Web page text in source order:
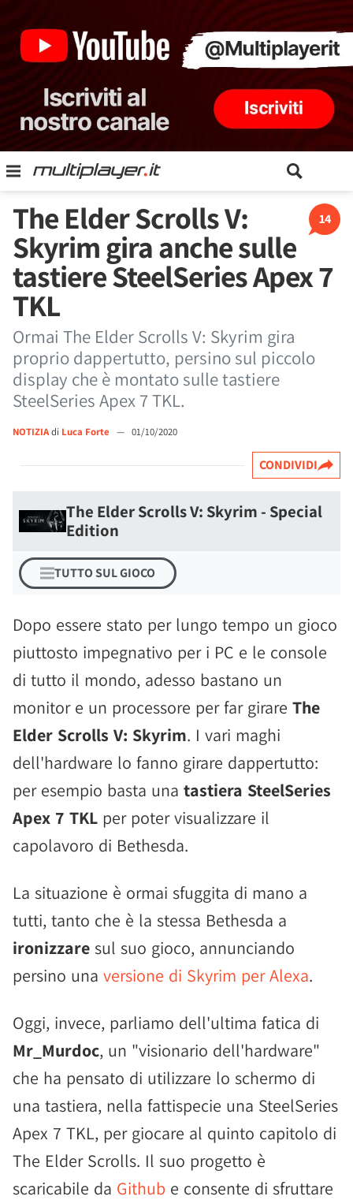
14
The Elder Scrolls V:
Skyrim gira anche sulle
tastiere SteelSeries Apex 7
TKL
Ormai The Elder Scrolls V: Skyrim gira
proprio dappertutto, persino sul piccolo
display che è montato sulle tastiere
SteelSeries Apex 7 TKL.
NOTIZIAdi Luca Forte — 01/10/2020
CONDIVIDI
The Elder Scrolls V: Skyrim - Special
Edition
TUTTO SUL GIOCO
Dopo essere stato per lungo tempo un gioco
piuttosto impegnativo per i PC e le console
di tutto il mondo, adesso bastano un
monitor e un processore per far girare The
Elder Scrolls V: Skyrim. I vari maghi
dell'hardware lo fanno girare dappertutto:
per esempio basta una tastiera SteelSeries
Apex 7 TKL per poter visualizzare il
capolavoro di Bethesda.
La situazione è ormai sfuggita di mano a
tutti, tanto che è la stessa Bethesda a
ironizzare sul suo gioco, annunciando
persino una versione di Skyrim per Alexa.
Oggi, invece, parliamo dell'ultima fatica di
Mr_Murdoc, un "visionario dell'hardware"
che ha pensato di utilizzare lo schermo di
una tastiera, nella fattispecie una SteelSeries
Apex 7 TKL, per giocare al quinto capitolo di
The Elder Scrolls. Il suo progetto è
scaricabile da Github e consente di sfruttare